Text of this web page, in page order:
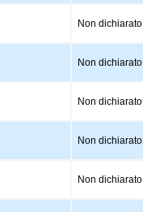
Non dichiarato
Non dichiarato
Non dichiarato
Non dichiarato
Non dichiarato